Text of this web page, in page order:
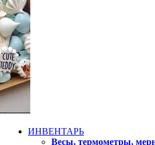
ИНВЕНТАРЬ
Весы, термометры,